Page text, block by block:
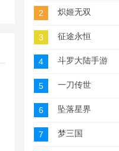
2 炽姬无双
3 征途永恒
4 斗罗大陆手游
5 一刀传世
6 坠落星界
7 梦三国